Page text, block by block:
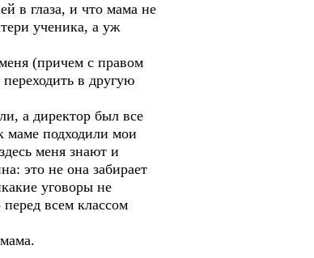
в глаза, и что мама не
ученика, а уж
(причем с правом
в другую
а директор был все
маме подходили мои
меня знают и
это не она забирает
уговоры не
всем классом